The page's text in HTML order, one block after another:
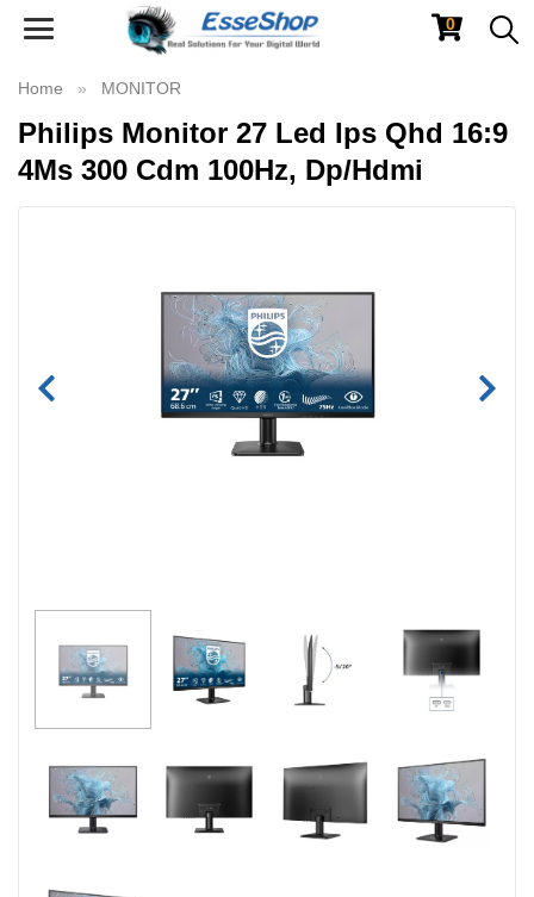
Toggle
0
Home MONITOR
Philips Monitor 27 Led Ips Qhd 16:9
4Ms 300 Cdm 100Hz, Dp/Hdmi